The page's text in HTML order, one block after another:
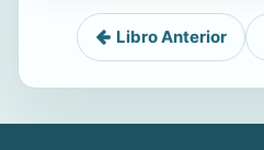
Libro Anterior